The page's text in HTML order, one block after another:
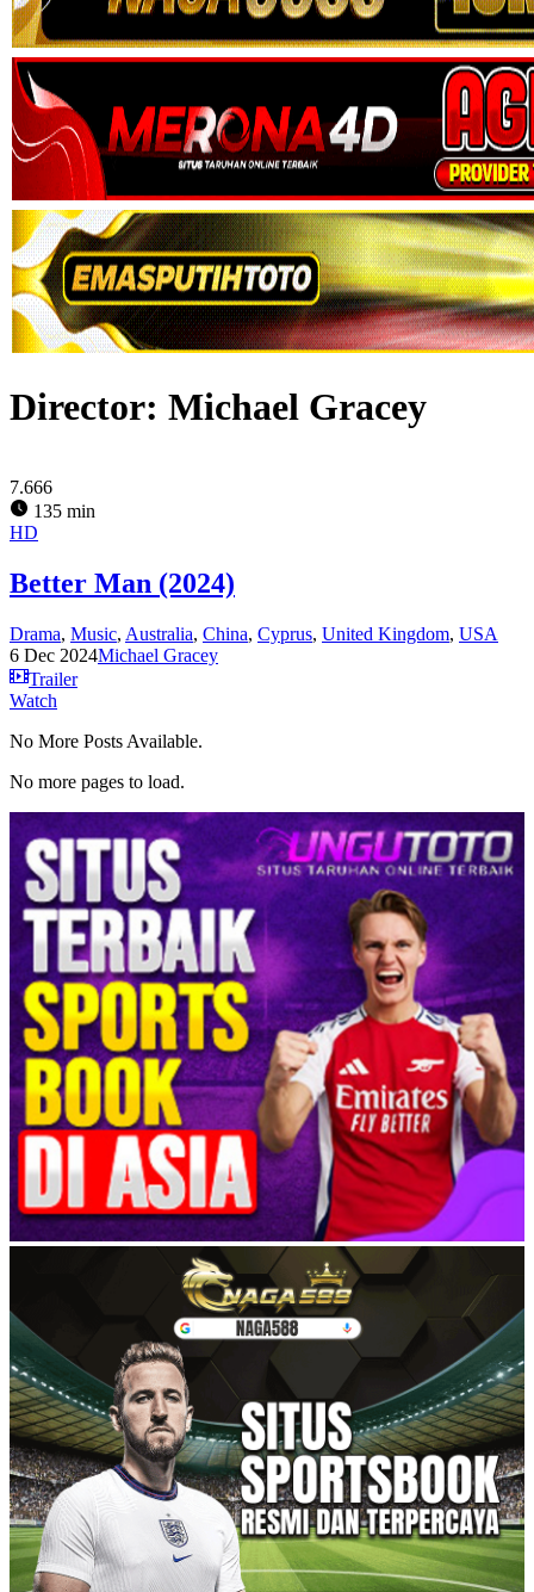
Director: Michael Gracey
7.666
135 min
HD
Better Man (2024)
Drama, Music, Australia, China, Cyprus, United Kingdom, USA
6 Dec 2024Michael Gracey
Trailer
Watch
No More Posts Available.
No more pages to load.